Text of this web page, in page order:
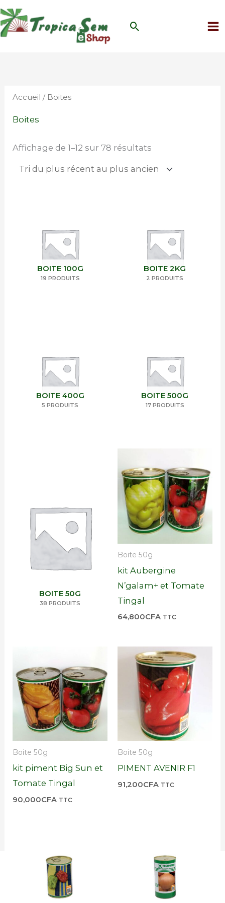
Aller
au
contenu
Rechercher
Accueil / Boites
Boites
Affichage de 1–12 sur 78 résultats
BOITE 100G
19 PRODUITS
BOITE 2KG
2 PRODUITS
BOITE 400G
5 PRODUITS
BOITE 500G
17 PRODUITS
BOITE 50G
38 PRODUITS
Boite 50g
kit Aubergine
N’galam+ et Tomate
Tingal
64,800CFA TTC
Boite 50g
kit piment Big Sun et
Tomate Tingal
90,000CFA TTC
Boite 50g
PIMENT AVENIR F1
91,200CFA TTC